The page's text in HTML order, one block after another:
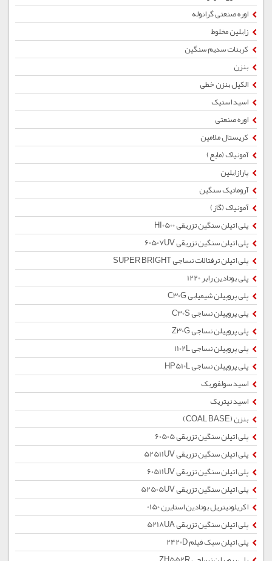
اوره صنعتی گرانوله
زایلین مخلوط
کربنات سدیم سنگین
بنزن
الکیل بنزن خطی
اسید استیک
اوره صنعتی
کریستال ملامین
آمونیاک (مایع)
پارازایلین
آروماتیک سنگین
آمونیاک (گاز)
پلی اتیلن سنگین تزریقی HI0500
پلی اتیلن سنگین تزریقی 60507UV
پلی اتیلن ترفتالات نساجی SUPER BRIGHT
پلی بوتادین رابر 1220
پلی پروپیلن شیمیایی C30G
پلی پروپیلن نساجی C30S
پلی پروپیلن نساجی Z30G
پلی پروپیلن نساجی 1102L
پلی پروپیلن نساجی HP510L
اسید سولفوریک
اسید نیتریک
بنزن (COAL BASE)
پلی اتیلن سنگین تزریقی 60505
پلی اتیلن سنگین تزریقی 52511UV
پلی اتیلن سنگین تزریقی 60511UV
پلی اتیلن سنگین تزریقی 52505UV
اکریلونیتریل بوتادین استایرن 0150
پلی اتیلن سنگین تزریقی 5218UA
پلی اتیلن سبک فیلم 2420D